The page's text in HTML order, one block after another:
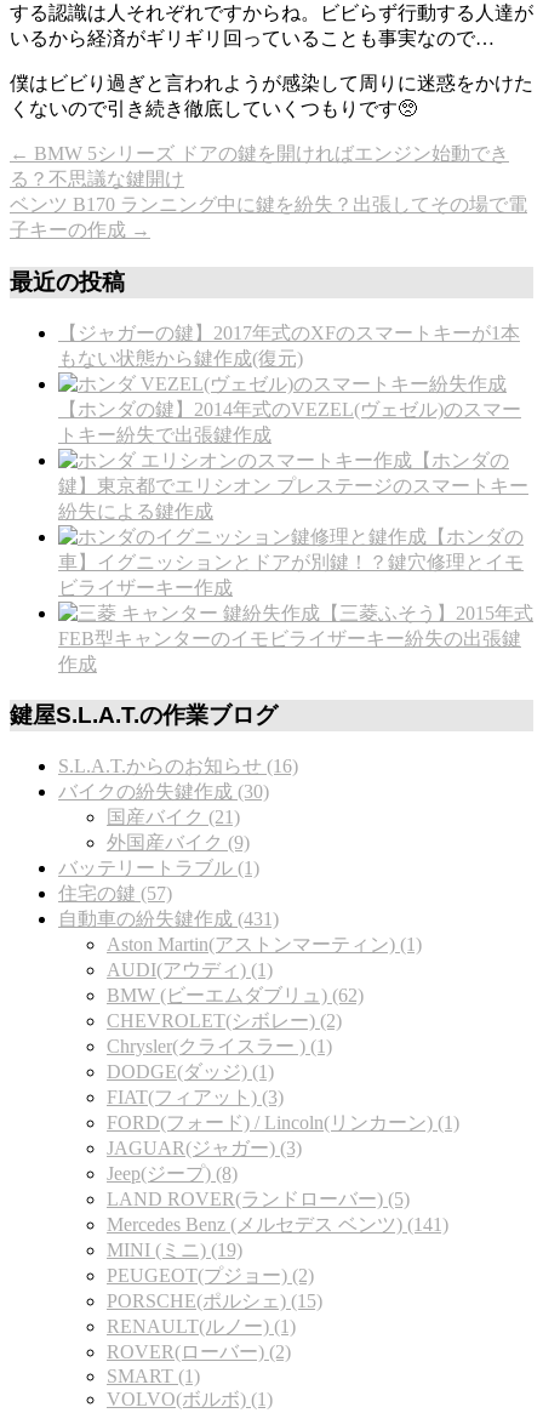
する認識は人それぞれですからね。ビビらず行動する人達が
いるから経済がギリギリ回っていることも事実なので…
僕はビビり過ぎと言われようが感染して周りに迷惑をかけた
くないので引き続き徹底していくつもりです🥺
← BMW 5シリーズ ドアの鍵を開ければエンジン始動でき
る？不思議な鍵開け
ベンツ B170 ランニング中に鍵を紛失？出張してその場で電
子キーの作成 →
最近の投稿
【ジャガーの鍵】2017年式のXFのスマートキーが1本
もない状態から鍵作成(復元)
【ホンダの鍵】2014年式のVEZEL(ヴェゼル)のスマー
トキー紛失で出張鍵作成
【ホンダの
鍵】東京都でエリシオン プレステージのスマートキー
紛失による鍵作成
【ホンダの
車】イグニッションとドアが別鍵！？鍵穴修理とイモ
ビライザーキー作成
【三菱ふそう】2015年式
FEB型キャンターのイモビライザーキー紛失の出張鍵
作成
鍵屋S.L.A.T.の作業ブログ
S.L.A.T.からのお知らせ (16)
バイクの紛失鍵作成 (30)
国産バイク (21)
外国産バイク (9)
バッテリートラブル (1)
住宅の鍵 (57)
自動車の紛失鍵作成 (431)
Aston Martin(アストンマーティン) (1)
AUDI(アウディ) (1)
BMW (ビーエムダブリュ) (62)
CHEVROLET(シボレー) (2)
Chrysler(クライスラー ) (1)
DODGE(ダッジ) (1)
FIAT(フィアット) (3)
FORD(フォード) / Lincoln(リンカーン) (1)
JAGUAR(ジャガー) (3)
Jeep(ジープ) (8)
LAND ROVER(ランドローバー) (5)
Mercedes Benz (メルセデス ベンツ) (141)
MINI (ミニ) (19)
PEUGEOT(プジョー) (2)
PORSCHE(ポルシェ) (15)
RENAULT(ルノー) (1)
ROVER(ローバー) (2)
SMART (1)
VOLVO(ボルボ) (1)